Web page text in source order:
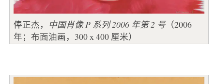
俸正杰， 中国肖像 P 系列 2006 年第 2 号（2006
年；布面油画，300 x 400 厘米）